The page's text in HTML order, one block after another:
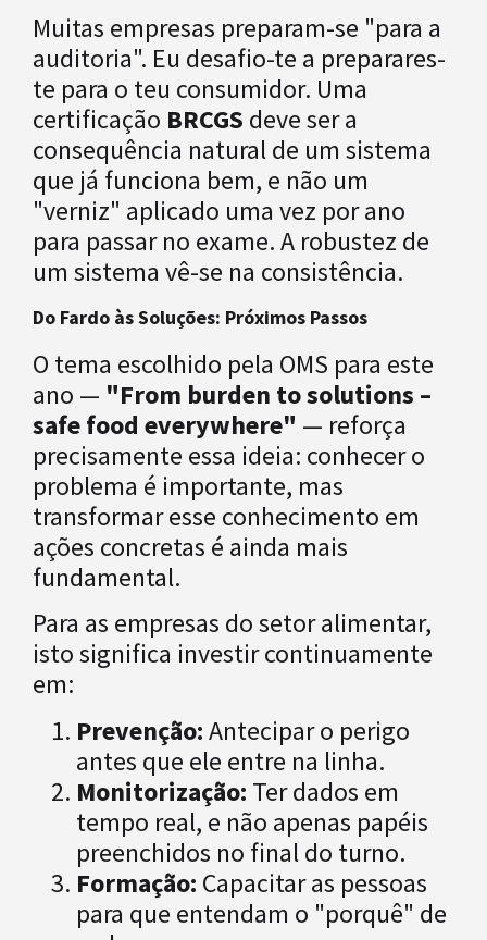
Muitas empresas preparam-se "para a
auditoria". Eu desafio-te a preparares-
te para o teu consumidor. Uma
certificação BRCGS deve ser a
consequência natural de um sistema
que já funciona bem, e não um
"verniz" aplicado uma vez por ano
para passar no exame. A robustez de
um sistema vê-se na consistência.
Do Fardo às Soluções: Próximos Passos
O tema escolhido pela OMS para este
ano — "From burden to solutions –
safe food everywhere" — reforça
precisamente essa ideia: conhecer o
problema é importante, mas
transformar esse conhecimento em
ações concretas é ainda mais
fundamental.
Para as empresas do setor alimentar,
isto significa investir continuamente
em:
Prevenção:Antecipar o perigo
antes que ele entre na linha.
Monitorização: Ter dados em
tempo real, e não apenas papéis
preenchidos no final do turno.
Formação: Capacitar as pessoas
para que entendam o "porquê" de